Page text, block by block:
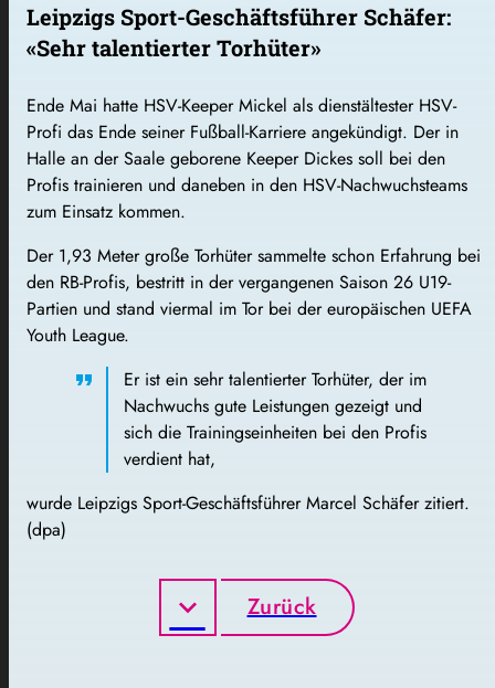
Leipzigs Sport-Geschäftsführer Schäfer:
«Sehr talentierter Torhüter»
Ende Mai hatte HSV-Keeper Mickel als dienstältester HSV-
Profi das Ende seiner Fußball-Karriere angekündigt. Der in
Halle an der Saale geborene Keeper Dickes soll bei den
Profis trainieren und daneben in den HSV-Nachwuchsteams
zum Einsatz kommen.
Der 1,93 Meter große Torhüter sammelte schon Erfahrung bei
den RB-Profis, bestritt in der vergangenen Saison 26 U19-
Partien und stand viermal im Tor bei der europäischen UEFA
Youth League.
Er ist ein sehr talentierter Torhüter, der im
Nachwuchs gute Leistungen gezeigt und
sich die Trainingseinheiten bei den Profis
verdient hat,
wurde Leipzigs Sport-Geschäftsführer Marcel Schäfer zitiert.
(dpa)
Zurück